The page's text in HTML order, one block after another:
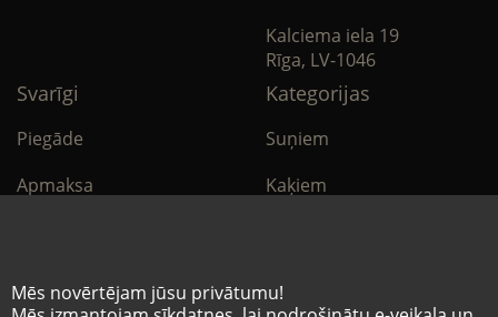
Mēs novērtējam jūsu privātumu!
Kalciema iela 19
Rīga, LV-1046
Svarīgi
Piegāde
Apmaksa
Kategorijas
Suņiem
Kaķiem